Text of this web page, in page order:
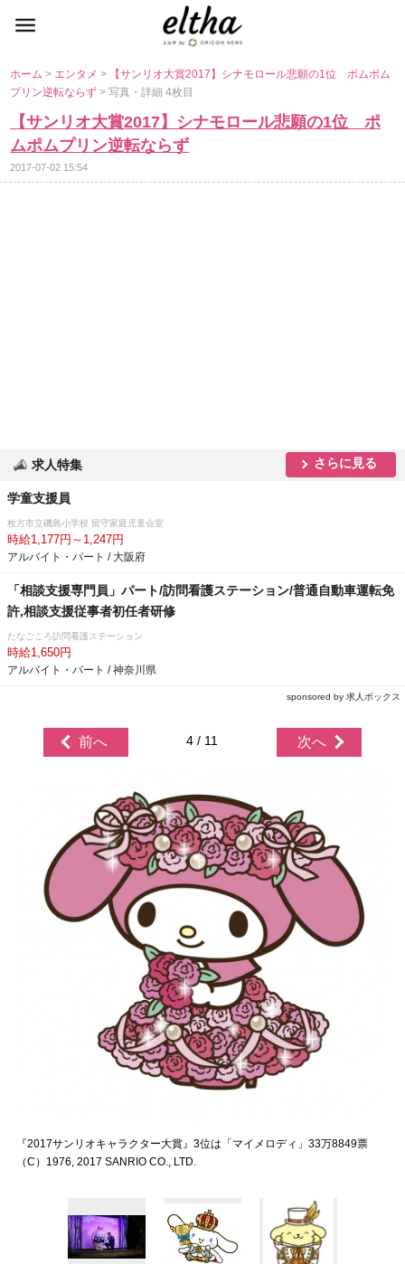
ホーム> エンタメ>
【サンリオ大賞2017】シナモロール悲願の1位 ポムポム
プリン逆転ならず> 写真・詳細 4枚目
【サンリオ大賞2017】シナモロール悲願の1位 ポ
ムポムプリン逆転ならず
2017-07-02 15:54
求人特集 さらに見る
学童支援員
枚方市立磯島小学校 留守家庭児童会室
時給1,177円～1,247円
アルバイト・パート / 大阪府
「相談支援専門員」パート/訪問看護ステーション/普通自動車運転免
許,相談支援従事者初任者研修
たなごころ訪問看護ステーション
時給1,650円
アルバイト・パート / 神奈川県
sponsored by 求人ボックス
前へ 4 / 11 次へ
『2017サンリオキャラクター大賞』3位は「マイメロディ」33万8849票
（C）1976, 2017 SANRIO CO., LTD.